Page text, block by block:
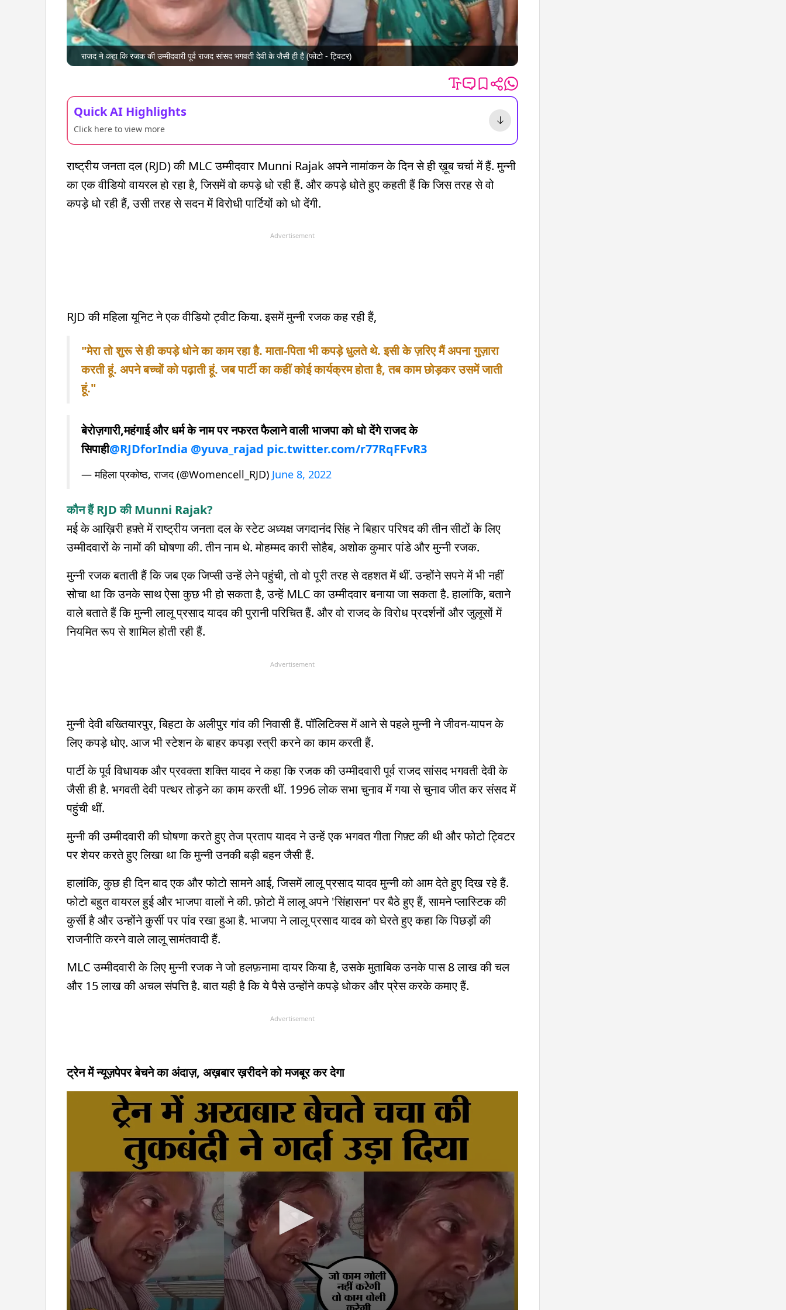
राजद ने कहा कि रजक की उम्मीदवारी पूर्व राजद सांसद भगवती देवी के जैसी ही है (फोटो - ट्विटर)
Quick AI Highlights
Click here to view more
राष्ट्रीय जनता दल (RJD) की MLC उम्मीदवार Munni Rajak अपने नामांकन के दिन से ही ख़ूब चर्चा में हैं. मुन्नी
का एक वीडियो वायरल हो रहा है, जिसमें वो कपड़े धो रही हैं. और कपड़े धोते हुए कहती हैं कि जिस तरह से वो
कपड़े धो रही हैं, उसी तरह से सदन में विरोधी पार्टियों को धो देंगी.
Advertisement
RJD की महिला यूनिट ने एक वीडियो ट्वीट किया. इसमें मुन्नी रजक कह रही हैं,
"मेरा तो शुरू से ही कपड़े धोने का काम रहा है. माता-पिता भी कपड़े धुलते थे. इसी के ज़रिए मैं अपना गुज़ारा
करती हूं. अपने बच्चों को पढ़ाती हूं. जब पार्टी का कहीं कोई कार्यक्रम होता है, तब काम छोड़कर उसमें जाती
हूं."
बेरोज़गारी,महंगाई और धर्म के नाम पर नफरत फैलाने वाली भाजपा को धो देंगे राजद के
सिपाही@RJDforIndia @yuva_rajad pic.twitter.com/r77RqFFvR3
— महिला प्रकोष्ठ, राजद (@Womencell_RJD) June 8, 2022
कौन हैं RJD की Munni Rajak?
मई के आख़िरी हफ़्ते में राष्ट्रीय जनता दल के स्टेट अध्यक्ष जगदानंद सिंह ने बिहार परिषद की तीन सीटों के लिए
उम्मीदवारों के नामों की घोषणा की. तीन नाम थे. मोहम्मद कारी सोहैब, अशोक कुमार पांडे और मुन्नी रजक.
मुन्नी रजक बताती हैं कि जब एक जिप्सी उन्हें लेने पहुंची, तो वो पूरी तरह से दहशत में थीं. उन्होंने सपने में भी नहीं
सोचा था कि उनके साथ ऐसा कुछ भी हो सकता है, उन्हें MLC का उम्मीदवार बनाया जा सकता है. हालांकि, बताने
वाले बताते हैं कि मुन्नी लालू प्रसाद यादव की पुरानी परिचित हैं. और वो राजद के विरोध प्रदर्शनों और जुलूसों में
नियमित रूप से शामिल होती रही हैं.
Advertisement
मुन्नी देवी बख्तियारपुर, बिहटा के अलीपुर गांव की निवासी हैं. पॉलिटिक्स में आने से पहले मुन्नी ने जीवन-यापन के
लिए कपड़े धोए. आज भी स्टेशन के बाहर कपड़ा स्त्री करने का काम करती हैं.
पार्टी के पूर्व विधायक और प्रवक्ता शक्ति यादव ने कहा कि रजक की उम्मीदवारी पूर्व राजद सांसद भगवती देवी के
जैसी ही है. भगवती देवी पत्थर तोड़ने का काम करती थीं. 1996 लोक सभा चुनाव में गया से चुनाव जीत कर संसद में
पहुंची थीं.
मुन्नी की उम्मीदवारी की घोषणा करते हुए तेज प्रताप यादव ने उन्हें एक भगवत गीता गिफ़्ट की थी और फोटो ट्विटर
पर शेयर करते हुए लिखा था कि मुन्नी उनकी बड़ी बहन जैसी हैं.
हालांकि, कुछ ही दिन बाद एक और फोटो सामने आई, जिसमें लालू प्रसाद यादव मुन्नी को आम देते हुए दिख रहे हैं.
फोटो बहुत वायरल हुई और भाजपा वालों ने की. फ़ोटो में लालू अपने 'सिंहासन' पर बैठे हुए हैं, सामने प्लास्टिक की
कुर्सी है और उन्होंने कुर्सी पर पांव रखा हुआ है. भाजपा ने लालू प्रसाद यादव को घेरते हुए कहा कि पिछड़ों की
राजनीति करने वाले लालू सामंतवादी हैं.
MLC उम्मीदवारी के लिए मुन्नी रजक ने जो हलफ़नामा दायर किया है, उसके मुताबिक उनके पास 8 लाख की चल
और 15 लाख की अचल संपत्ति है. बात यही है कि ये पैसे उन्होंने कपड़े धोकर और प्रेस करके कमाए हैं.
Advertisement
ट्रेन में न्यूज़पेपर बेचने का अंदाज़, अख़बार ख़रीदने को मजबूर कर देगा